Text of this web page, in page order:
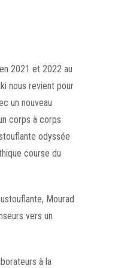
2021 et 2022 au
nous revient pour
un nouveau
corps à corps
odyssée
course du
Mourad
vers un
à la